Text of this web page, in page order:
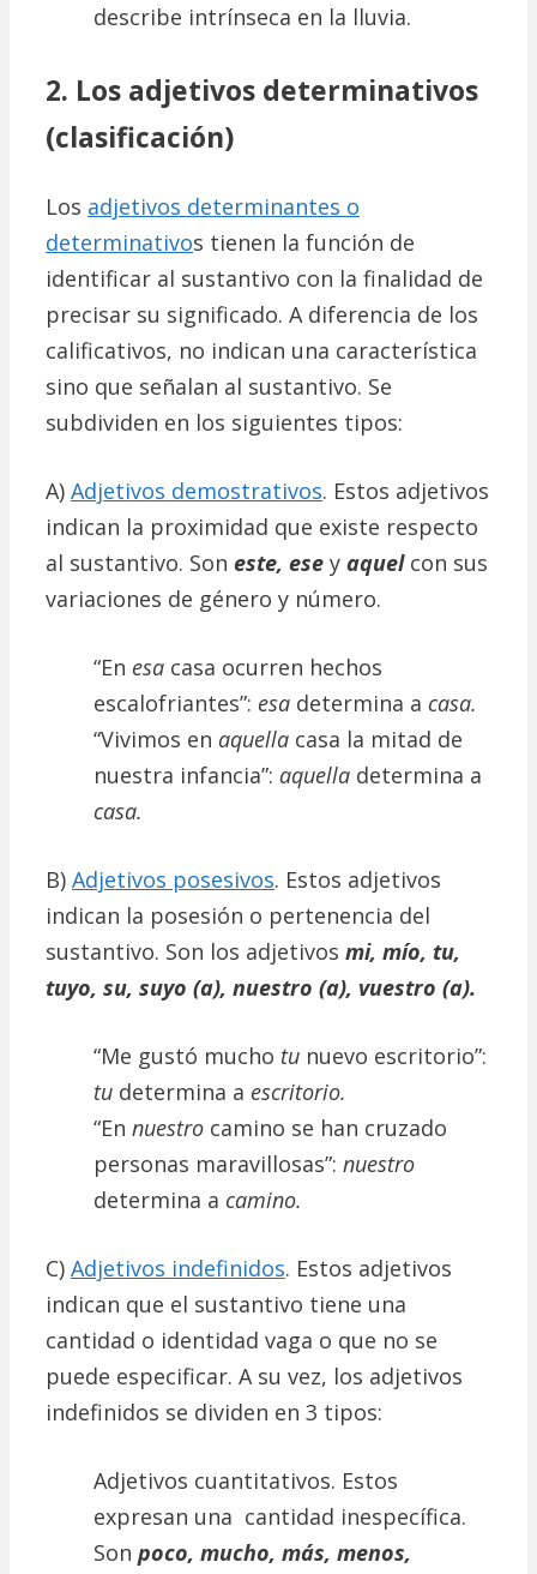
describe intrínseca en la lluvia.
2. Los adjetivos determinativos
(clasificación)
Los adjetivos determinantes o
determinativos tienen la función de
identificar al sustantivo con la finalidad de
precisar su significado. A diferencia de los
calificativos, no indican una característica
sino que señalan al sustantivo. Se
subdividen en los siguientes tipos:
A) Adjetivos demostrativos. Estos adjetivos
indican la proximidad que existe respecto
al sustantivo. Son este, ese y aquel con sus
variaciones de género y número.
“En esa casa ocurren hechos
escalofriantes”: esa determina a casa.
“Vivimos en aquella casa la mitad de
nuestra infancia”: aquella determina a
casa.
B) Adjetivos posesivos. Estos adjetivos
indican la posesión o pertenencia del
sustantivo. Son los adjetivos mi, mío, tu,
tuyo, su, suyo (a), nuestro (a), vuestro (a).
“Me gustó mucho tu nuevo escritorio”:
tu determina a escritorio.
“En nuestro camino se han cruzado
personas maravillosas”: nuestro
determina a camino.
C) Adjetivos indefinidos. Estos adjetivos
indican que el sustantivo tiene una
cantidad o identidad vaga o que no se
puede especificar. A su vez, los adjetivos
indefinidos se dividen en 3 tipos:
Adjetivos cuantitativos. Estos
expresan una cantidad inespecífica.
Son poco, mucho, más, menos,